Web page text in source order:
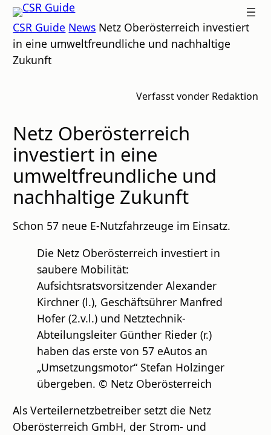
Zum
Inhalt
springen
CSR
GUIDE
CSR Guide News Netz Oberösterreich investiert
in eine umweltfreundliche und nachhaltige
Zukunft
Verfasst vonder Redaktion
Netz Oberösterreich
investiert in eine
umweltfreundliche und
nachhaltige Zukunft
Schon 57 neue E-Nutzfahrzeuge im Einsatz.
Die Netz Oberösterreich investiert in
saubere Mobilität:
Aufsichtsratsvorsitzender Alexander
Kirchner (l.), Geschäftsührer Manfred
Hofer (2.v.l.) und Netztechnik-
Abteilungsleiter Günther Rieder (r.)
haben das erste von 57 eAutos an
„Umsetzungsmotor“ Stefan Holzinger
übergeben. © Netz Oberösterreich
Als Verteilernetzbetreiber setzt die Netz
Oberösterreich GmbH, der Strom- und